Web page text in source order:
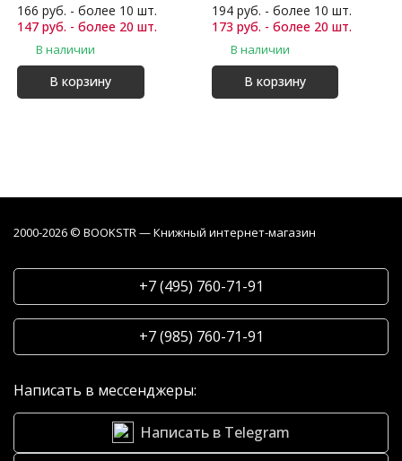
166 руб. - более 10 шт.
147 руб. - более 20 шт.
В наличии
В корзину
194 руб. - более 10 шт.
173 руб. - более 20 шт.
В наличии
В корзину
2000-2026 © BOOKSTR — Книжный интернет-магазин
+7 (495) 760-71-91
+7 (985) 760-71-91
Написать в мессенджеры:
Написать в Telegram